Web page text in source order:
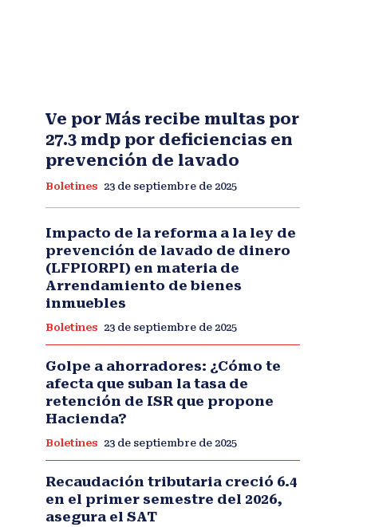
Ve por Más recibe multas por
27.3 mdp por deficiencias en
prevención de lavado
Boletines 23 de septiembre de 2025
Impacto de la reforma a la ley de
prevención de lavado de dinero
(LFPIORPI) en materia de
Arrendamiento de bienes
inmuebles
Boletines 23 de septiembre de 2025
Golpe a ahorradores: ¿Cómo te
afecta que suban la tasa de
retención de ISR que propone
Hacienda?
Boletines 23 de septiembre de 2025
Recaudación tributaria creció 6.4
en el primer semestre del 2026,
asegura el SAT